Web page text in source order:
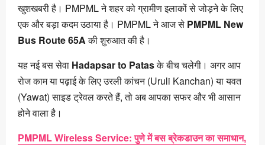
खुशखबरी है। PMPML ने शहर को ग्रामीण इलाकों से जोड़ने के लिए
एक और बड़ा कदम उठाया है। PMPML ने आज से PMPML New
Bus Route 65Aकी शुरुआत की है।
यह नई बस सेवा Hadapsar to Patasके बीच चलेगी। अगर आप
रोज काम या पढ़ाई के लिए उरली कांचन (Uruli Kanchan) या यवत
(Yawat) साइड ट्रेवल करते हैं, तो अब आपका सफर और भी आसान
होने वाला है।
PMPML Wireless Service: पुणे में बस ब्रेकडाउन का समाधान,